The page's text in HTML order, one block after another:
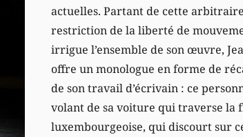
actuelles. Partant de cette arbitraire
restriction de la liberté de
irrigue l’ensemble de son œuvre,
offre un monologue en forme de
de son travail d’écrivain : ce
volant de sa voiture qui traverse la
luxembourgeoise, qui discourt sur